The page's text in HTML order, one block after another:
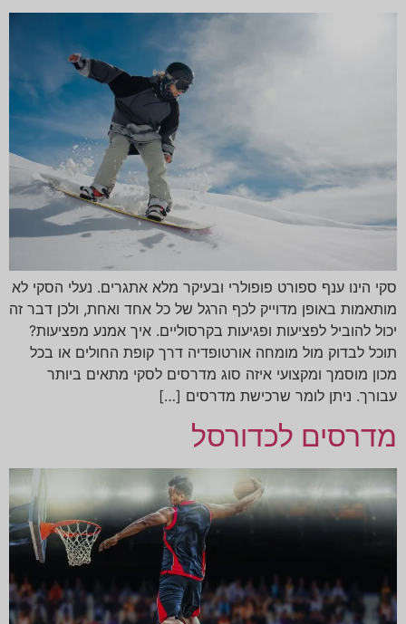
סקי הינו ענף ספורט פופולרי ובעיקר מלא אתגרים. נעלי הסקי לא
מותאמות באופן מדוייק לכף הרגל של כל אחד ואחת, ולכן דבר זה
יכול להוביל לפציעות ופגיעות בקרסוליים. איך אמנע מפציעות?
תוכל לבדוק מול מומחה אורטופדיה דרך קופת החולים או בכל
מכון מוסמך ומקצועי איזה סוג מדרסים לסקי מתאים ביותר
עבורך. ניתן לומר שרכישת מדרסים […]
מדרסים לכדורסל